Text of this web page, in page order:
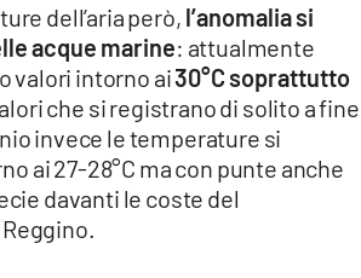
dell’aria però, l’anomalia si
acque marine: attualmente
valori intorno ai30°C soprattutto
che si registrano di solito a fine
invece le temperature si
ai 27-28°C ma con punte anche
davanti le coste del